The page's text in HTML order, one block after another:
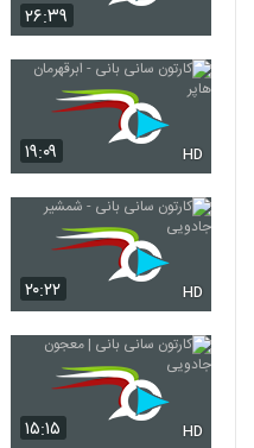
۲۶:۳۹
۱۹:۰۹ HD
۲۰:۲۲ HD
۱۵:۱۵ HD